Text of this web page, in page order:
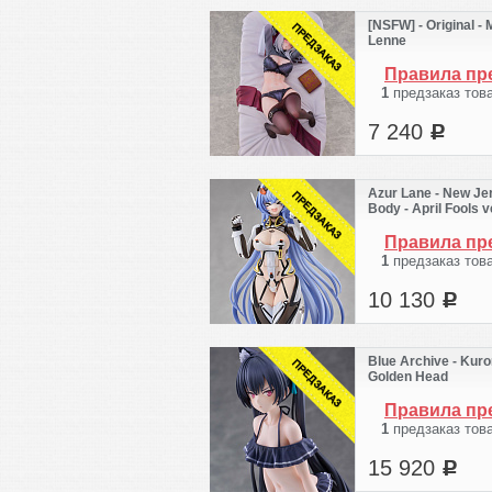
[NSFW] - Original -
Lenne
Правила
1 предзаказ
Цена фигурки
Есть
Свяжитесь
Если релиз в
вероятность,
будет
пришлём на
если писали
7 240 c
Azur Lane - New
Body - April Fools
Правила
1 предзаказ
Цена фигурки
Есть
Свяжитесь
Если релиз в
вероятность,
10 130 c
Blue Archive -
Golden Head
Правила
1 предзаказ
Цена фигурки
15 920 c